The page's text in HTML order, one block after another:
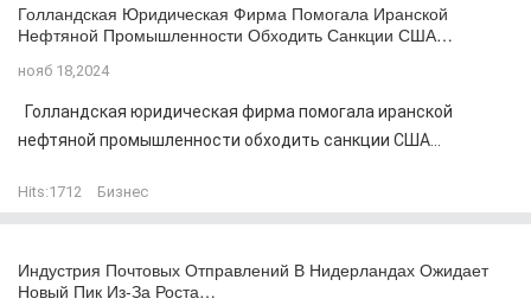
Голландская Юридическая Фирма Помогала Иранской
Нефтяной Промышленности Обходить Санкции США…
нояб 18,2024
Голландская юридическая фирма помогала иранской
нефтяной промышленности обходить санкции США...
Hits:1712 Бизнес
Индустрия Почтовых Отправлений В Нидерландах Ожидает
Новый Пик Из-За Роста…